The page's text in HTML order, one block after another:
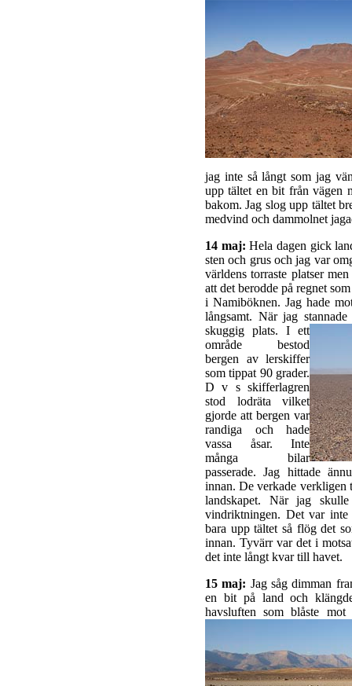
jag inte så långt som jag
upp tältet en bit från vägen
bakom. Jag slog upp tältet
medvind och dammolnet
14 maj: Hela dagen gick
sten och grus och jag var
världens torraste platser
att det berodde på regnet
i Namiböknen. Jag hade
långsamt. När jag
skuggig plats. I ett
område bestod
bergen av lerskiffer
som tippat 90 grader.
D v s skifferlagren
stod lodräta vilket
gjorde att bergen var
randiga och hade
vassa åsar. Inte
många bilar
passerade. Jag hittade
innan. De verkade verkligen
landskapet. När jag
vindriktningen. Det var
bara upp tältet så flög det
innan. Tyvärr var det i
det inte långt kvar till havet.
15 maj: Jag såg dimman
en bit på land och
havsluften som blåste